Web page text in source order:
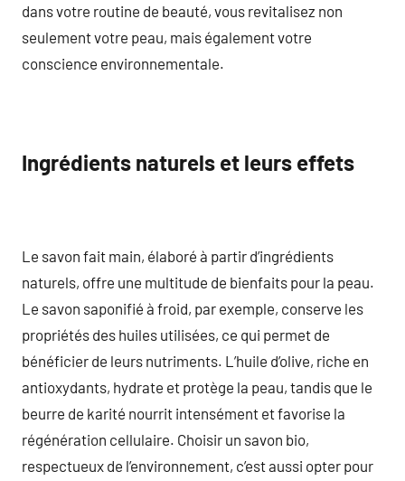
dans votre routine de beauté, vous revitalisez non
seulement votre peau, mais également votre
conscience environnementale.
Ingrédients naturels et leurs effets
Le savon fait main, élaboré à partir d’ingrédients
naturels, offre une multitude de bienfaits pour la peau.
Le savon saponifié à froid, par exemple, conserve les
propriétés des huiles utilisées, ce qui permet de
bénéficier de leurs nutriments. L’huile d’olive, riche en
antioxydants, hydrate et protège la peau, tandis que le
beurre de karité nourrit intensément et favorise la
régénération cellulaire. Choisir un savon bio,
respectueux de l’environnement, c’est aussi opter pour